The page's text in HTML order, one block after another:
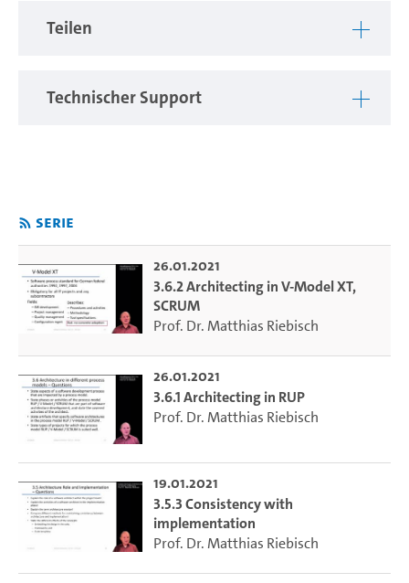
specific requirements
Architecture design and decision-making
development processes
Architecture Reengineering and Evolution
Emerging approaches
Teilen
Technischer Support
Serie
26.01.2021
3.6.2 Architecting in V-Model XT,
SCRUM
Prof. Dr. Matthias Riebisch
26.01.2021
3.6.1 Architecting in RUP
Prof. Dr. Matthias Riebisch
19.01.2021
3.5.3 Consistency with
implementation
Prof. Dr. Matthias Riebisch